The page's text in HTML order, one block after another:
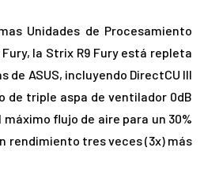
Unidades de Procesamiento
Fury, la Strix R9 Fury está repleta
de ASUS, incluyendo DirectCU III
de triple aspa de ventilador 0dB
flujo de aire para un 30%
rendimiento tres veces (3x) más